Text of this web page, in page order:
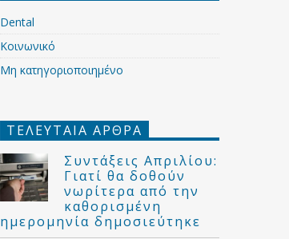
Dental
Κοινωνικό
Μη κατηγοριοποιημένο
ΤΕΛΕΥΤΑΊΑ ΆΡΘΡΑ
Συντάξεις Απριλίου:
Γιατί θα δοθούν
νωρίτερα από την
καθορισμένη
ημερομηνία δημοσιεύτηκε